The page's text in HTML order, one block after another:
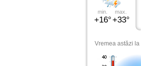
min.
+16°
max.
+33°
Vremea astăzi la